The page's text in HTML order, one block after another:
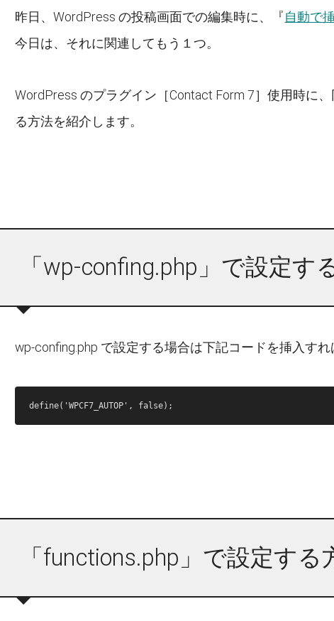
昨日、WordPress の投稿画面での編集時に、『 自動で
今日は、それに関連してもう１つ。
WordPress のプラグイン［Contact Form 7］使用時に
る方法を紹介します。
「wp-confing.php」で設定す
wp-confing.php で設定する場合は下記コードを挿入すれ
「functions.php」で設定する